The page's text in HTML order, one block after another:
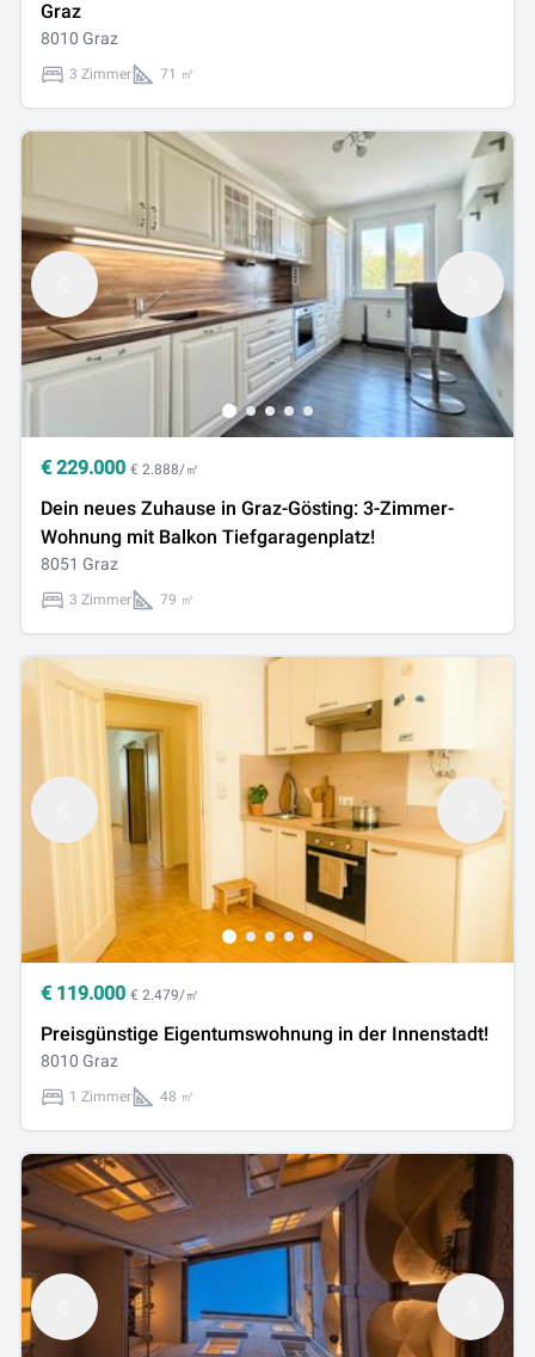
Graz
8010 Graz
3 Zimmer 71 ㎡
€ 229.000 € 2.888/㎡
Dein neues Zuhause in Graz-Gösting: 3-Zimmer-
Wohnung mit Balkon Tiefgaragenplatz!
8051 Graz
3 Zimmer 79 ㎡
€ 119.000 € 2.479/㎡
Preisgünstige Eigentumswohnung in der Innenstadt!
8010 Graz
1 Zimmer 48 ㎡